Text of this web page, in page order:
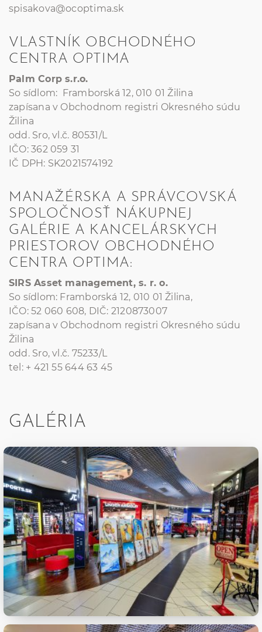
spisakova@ocoptima.sk
VLASTNÍK OBCHODNÉHO
CENTRA OPTIMA
Palm Corp s.r.o.
So sídlom: Framborská 12, 010 01 Žilina
zapísana v Obchodnom registri Okresného súdu
Žilina
odd. Sro, vl.č. 80531/L
IČO: 362 059 31
IČ DPH: SK2021574192
MANAŽÉRSKA A SPRÁVCOVSKÁ
SPOLOČNOSŤ NÁKUPNEJ
GALÉRIE A KANCELÁRSKYCH
PRIESTOROV OBCHODNÉHO
CENTRA OPTIMA:
SIRS Asset management, s. r. o.
So sídlom: Framborská 12, 010 01 Žilina,
IČO: 52 060 608, DIČ: 2120873007
zapísana v Obchodnom registri Okresného súdu
Žilina
odd. Sro, vl.č. 75233/L
tel: + 421 55 644 63 45
GALÉRIA